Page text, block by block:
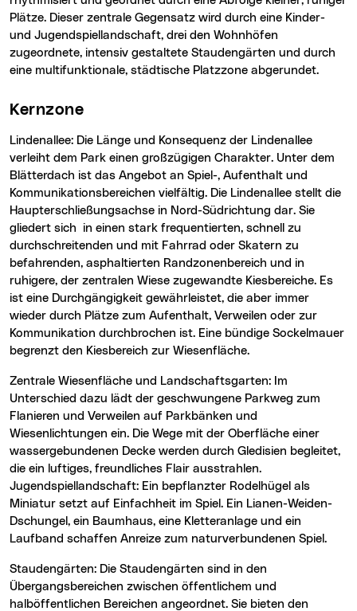
Plätze. Dieser zentrale Gegensatz wird durch eine Kinder-
und Jugendspiellandschaft, drei den Wohnhöfen
zugeordnete, intensiv gestaltete Staudengärten und durch
eine multifunktionale, städtische Platzzone abgerundet.
Kernzone
Lindenallee: Die Länge und Konsequenz der Lindenallee
verleiht dem Park einen großzügigen Charakter. Unter dem
Blätterdach ist das Angebot an Spiel-, Aufenthalt und
Kommunikationsbereichen vielfältig. Die Lindenallee stellt die
Haupterschließungsachse in Nord-Südrichtung dar. Sie
gliedert sich in einen stark frequentierten, schnell zu
durchschreitenden und mit Fahrrad oder Skatern zu
befahrenden, asphaltierten Randzonenbereich und in
ruhigere, der zentralen Wiese zugewandte Kiesbereiche. Es
ist eine Durchgängigkeit gewährleistet, die aber immer
wieder durch Plätze zum Aufenthalt, Verweilen oder zur
Kommunikation durchbrochen ist. Eine bündige Sockelmauer
begrenzt den Kiesbereich zur Wiesenfläche.
Zentrale Wiesenfläche und Landschaftsgarten: Im
Unterschied dazu lädt der geschwungene Parkweg zum
Flanieren und Verweilen auf Parkbänken und
Wiesenlichtungen ein. Die Wege mit der Oberfläche einer
wassergebundenen Decke werden durch Gledisien begleitet,
die ein luftiges, freundliches Flair ausstrahlen.
Jugendspiellandschaft: Ein bepflanzter Rodelhügel als
Miniatur setzt auf Einfachheit im Spiel. Ein Lianen-Weiden-
Dschungel, ein Baumhaus, eine Kletteranlage und ein
Laufband schaffen Anreize zum naturverbundenen Spiel.
Staudengärten: Die Staudengärten sind in den
Übergangsbereichen zwischen öffentlichem und
halböffentlichen Bereichen angeordnet. Sie bieten den